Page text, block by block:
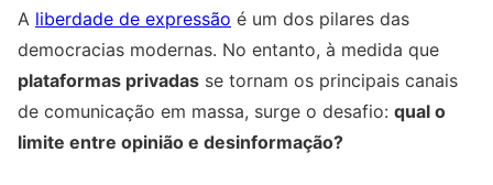
A liberdade de expressão é um dos pilares das
democracias modernas. No entanto, à medida que
plataformas privadas se tornam os principais canais
de comunicação em massa, surge o desafio: qual o
limite entre opinião e desinformação?